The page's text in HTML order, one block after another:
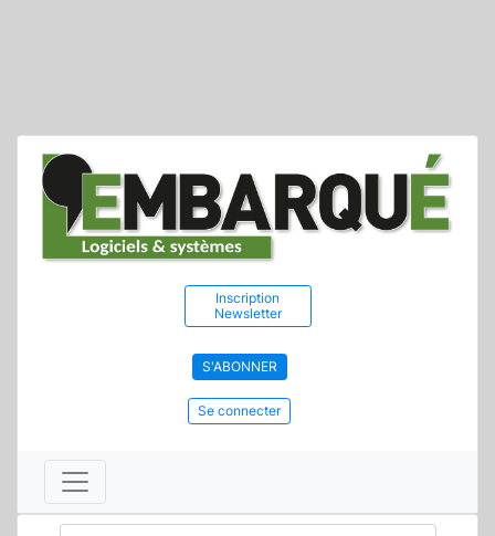
Inscription
Newsletter
S'ABONNER
Se connecter